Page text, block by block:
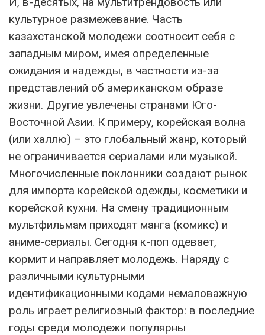
культурное размежевание. Часть
казахстанской молодежи соотносит себя с
западным миром, имея определенные
ожидания и надежды, в частности из-за
представлений об американском образе
жизни. Другие увлечены странами Юго-
Восточной Азии. К примеру, корейская волна
(или халлю) – это глобальный жанр, который
не ограничивается сериалами или музыкой.
Многочисленные поклонники создают рынок
для импорта корейской одежды, косметики и
корейской кухни. На смену традиционным
мультфильмам приходят манга (комикс) и
аниме-сериалы. Сегодня к-поп одевает,
кормит и направляет молодежь. Наряду с
различными культурными
идентификационными кодами немаловажную
роль играет религиозный фактор: в последние
годы среди молодежи популярны